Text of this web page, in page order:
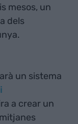
mesos, un
dels
un sistema
a crear un